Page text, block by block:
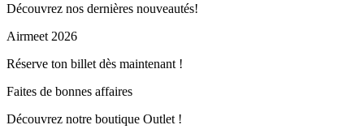
Découvrez nos dernières nouveautés!
Airmeet 2026
Réserve ton billet dès maintenant !
Faites de bonnes affaires
Découvrez notre boutique Outlet !